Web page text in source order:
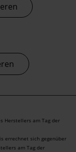
Herstellers am Tag der
errechnet sich gegenüber
am Tag der